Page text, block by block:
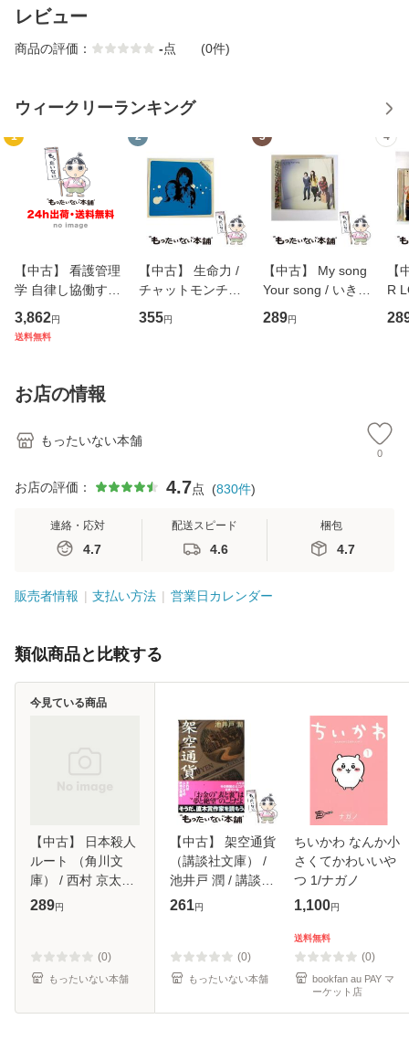
レビュー
商品の評価： -点 (0件)
ウィークリーランキング
1
【中古】 看護管理
学 自律し協働する
専門職の看護マネ
ジメントスキル 改
恵 藤本幸三 / 南江
堂 [単行
3,862円
送料無料
2
【中古】 生命力 /
チャットモンチー /
キューンレコード
[CD]【メール便送
355円
3
【中古】 My song
Your song / いきも
のがかり / [CD]
【メール便送料無
289円
4
【
R
産
お店の情報
もったいない本舗
0
お店の評価： 4.7点 (830件)
連絡・応対
4.7
配送スピード
4.6
梱包
4.7
販売者情報 支払い方法 営業日カレンダー
類似商品と比較する
【中古】 日本殺人
ルート （角川文
庫） / 西村 京太郎
/ 角川書店 [文庫]
289円
(0)
もったいない本舗
今見ている商品
【中古】 架空通貨
（講談社文庫） /
池井戸 潤 / 講談社
[文庫]【メール便送
261円
(0)
もったいない本舗
ちいかわ なんか小
さくてかわいいや
つ 1/ナガノ
1,100円
送料無料
(0)
bookfan au PAY マ
ーケット店